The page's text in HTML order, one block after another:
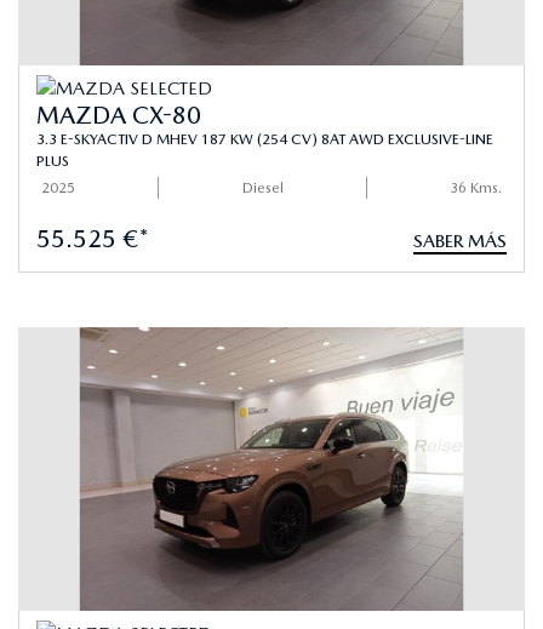
MAZDA CX-80
3.3 E-SKYACTIV D MHEV 187 KW (254 CV) 8AT AWD EXCLUSIVE-LINE
PLUS
2025
Diesel 36 Kms.
55.525 €* SABER MÁS